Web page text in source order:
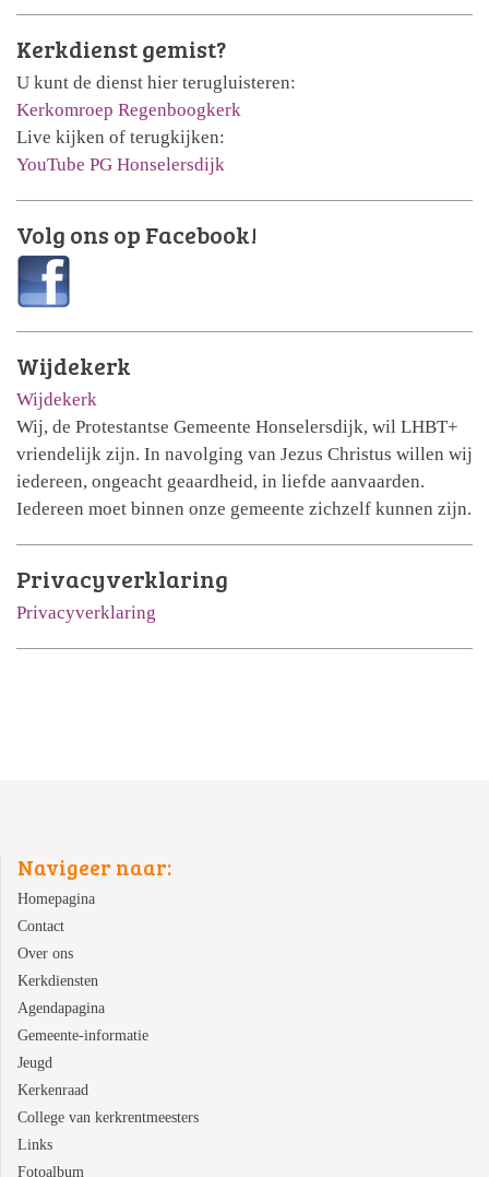
Kerkdienst gemist?
U kunt de dienst hier terugluisteren:
Kerkomroep Regenboogkerk
Live kijken of terugkijken:
YouTube PG Honselersdijk
Volg ons op Facebook!
Wijdekerk
Wijdekerk
Wij, de Protestantse Gemeente Honselersdijk, wil LHBT+
vriendelijk zijn. In navolging van Jezus Christus willen wij
iedereen, ongeacht geaardheid, in liefde aanvaarden.
Iedereen moet binnen onze gemeente zichzelf kunnen zijn.
Privacyverklaring
Privacyverklaring
Navigeer naar:
Homepagina
Contact
Over ons
Kerkdiensten
Agendapagina
Gemeente-informatie
Jeugd
Kerkenraad
College van kerkrentmeesters
Links
Fotoalbum